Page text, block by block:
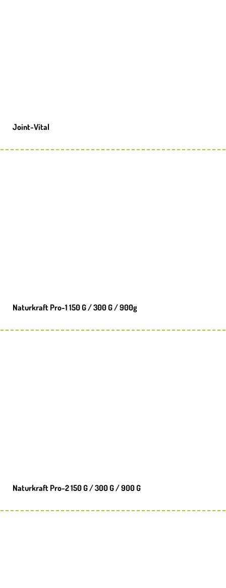
Joint-Vital
Naturkraft Pro-1 150 G / 300 G / 900g
Naturkraft Pro-2 150 G / 300 G / 900 G